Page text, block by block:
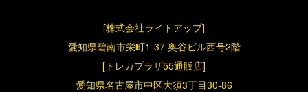
[株式会社ライトアップ]
愛知県碧南市栄町1-37 奥谷ビル西号2階
[トレカプラザ55通販店]
愛知県名古屋市中区大須3丁目30-86